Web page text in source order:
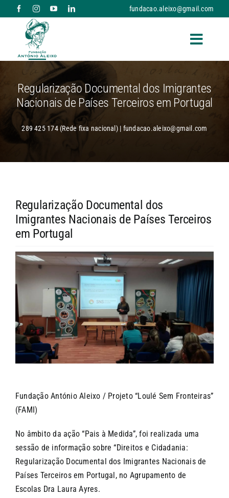
to
content
fundacao.aleixo@gmail.com
Toggle
A FUNDAÇÃO
RESPOSTAS SOCIAIS E SERVIÇOS
NOTÍCIAS
DONATIVOS
CONTACTOS
Regularização Documental dos Imigrantes
Nacionais de Países Terceiros em Portugal
289 425 174 (Rede fixa nacional) | fundacao.aleixo@gmail.com
Regularização Documental dos
Imigrantes Nacionais de Países Terceiros
em Portugal
Fundação António Aleixo / Projeto “Loulé Sem Fronteiras”
(FAMI)
No âmbito da ação “Pais à Medida”, foi realizada uma
sessão de informação sobre “Direitos e Cidadania:
Regularização Documental dos Imigrantes Nacionais de
Países Terceiros em Portugal, no Agrupamento de
Escolas Dra Laura Ayres.